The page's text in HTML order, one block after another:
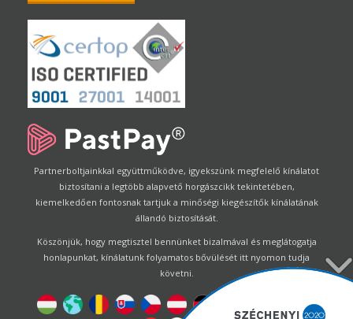
Partnerboltjainkkal együttműködve, igyekszünk megfelelő kínálatot
biztosítani a legtöbb alapvető horgászcikk tekintetében,
kiemelkedően fontosnak tartjuk a minőségi kiegészítők kínálatának
állandó biztosítását.
Köszönjük, hogy megtisztel bennünket bizalmával és meglátogatja
honlapunkat, kínálatunk folyamatos bővülését itt nyomon tudja
követni.